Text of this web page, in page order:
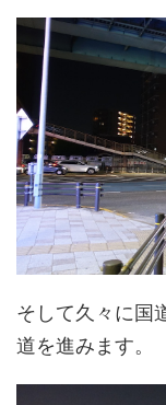
そして久々に国
道を進みます。